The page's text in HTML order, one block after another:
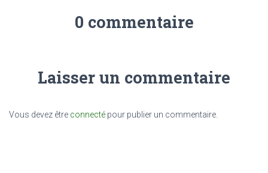
0 commentaire
Laisser un commentaire
Vous devez être connecté pour publier un commentaire.